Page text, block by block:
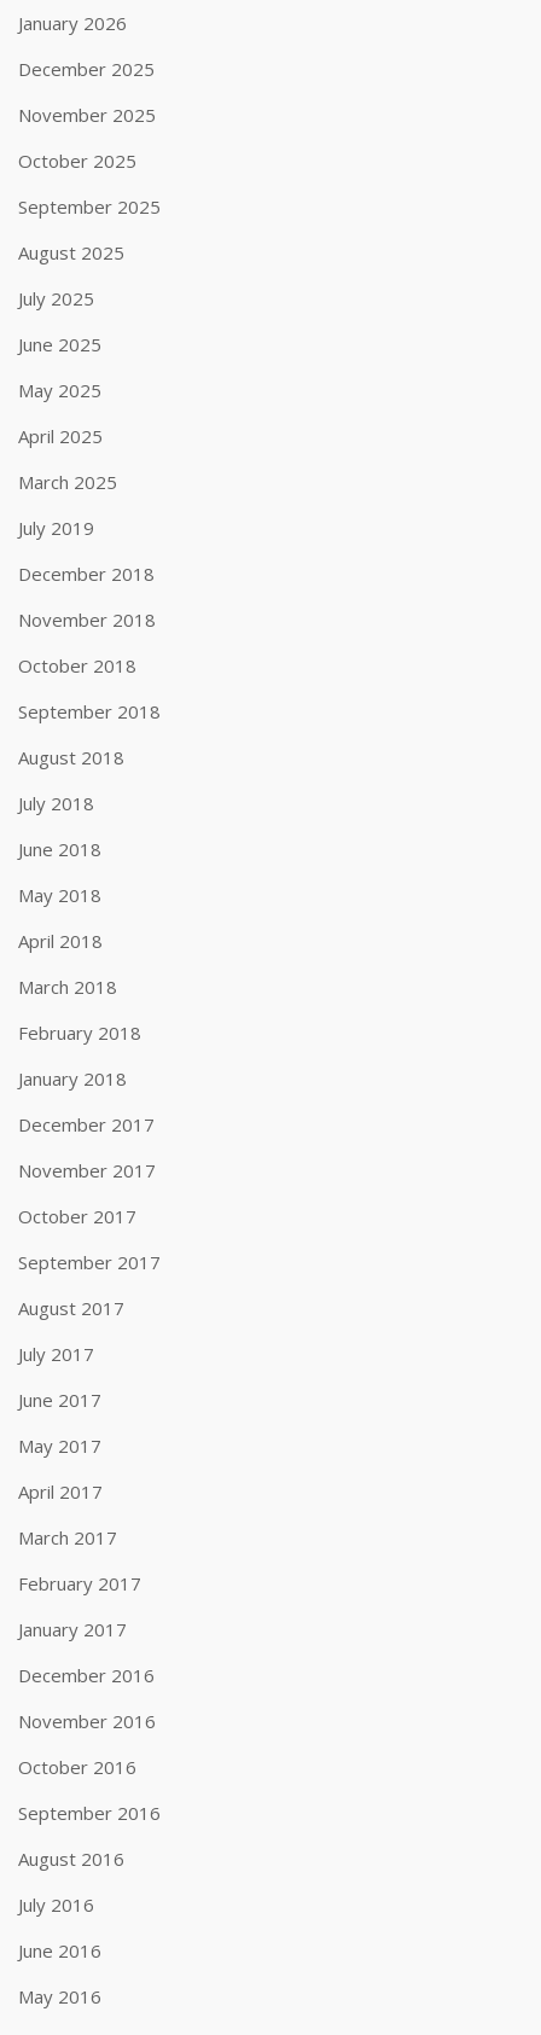
January 2026
December 2025
November 2025
October 2025
September 2025
August 2025
July 2025
June 2025
May 2025
April 2025
March 2025
July 2019
December 2018
November 2018
October 2018
September 2018
August 2018
July 2018
June 2018
May 2018
April 2018
March 2018
February 2018
January 2018
December 2017
November 2017
October 2017
September 2017
August 2017
July 2017
June 2017
May 2017
April 2017
March 2017
February 2017
January 2017
December 2016
November 2016
October 2016
September 2016
August 2016
July 2016
June 2016
May 2016